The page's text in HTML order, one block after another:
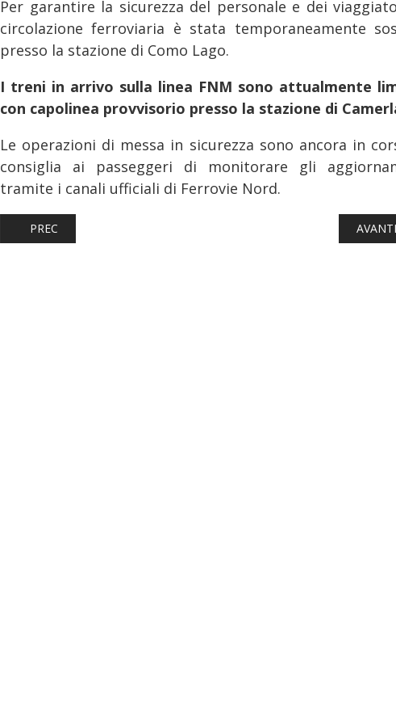
Per garantire la sicurezza del personale e dei
circolazione ferroviaria è stata temporaneamente
presso la stazione di Como Lago.
I treni in arrivo sulla linea FNM sono attualmente
con capolinea provvisorio presso la stazione di
Le operazioni di messa in sicurezza sono ancora in
consiglia ai passeggeri di monitorare gli
tramite i canali ufficiali di Ferrovie Nord.
ARTICOLO PRECEDENTE: FERROVIE: ALTA VELOCITÀ E INTERCITY
PREC AVANTI